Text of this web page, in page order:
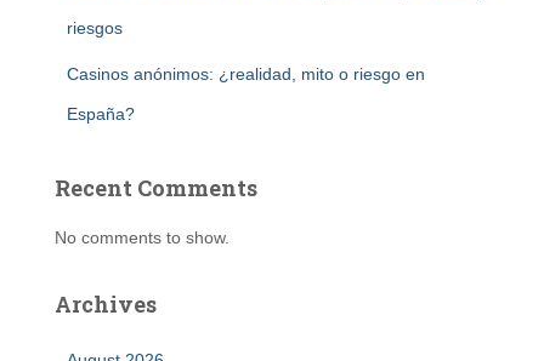
riesgos
Casinos anónimos: ¿realidad, mito o riesgo en
España?
Recent Comments
No comments to show.
Archives